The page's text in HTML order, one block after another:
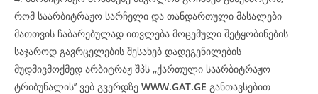
რომ საარბიტრაჟო სარჩელი და თანდართული მასალები
მათთვის ჩაბარებულად ითვლება მოცემული შეტყობინების
საჯაროდ გავრცელების შესახებ დადეგენილების
მუდმივმოქმედ არბიტრაჟ შპს ,,ქართული საარბიტრაჟო
ტრიბუნალის’’ ვებ გვერდზე WWW.GAT.GE განთავსებით